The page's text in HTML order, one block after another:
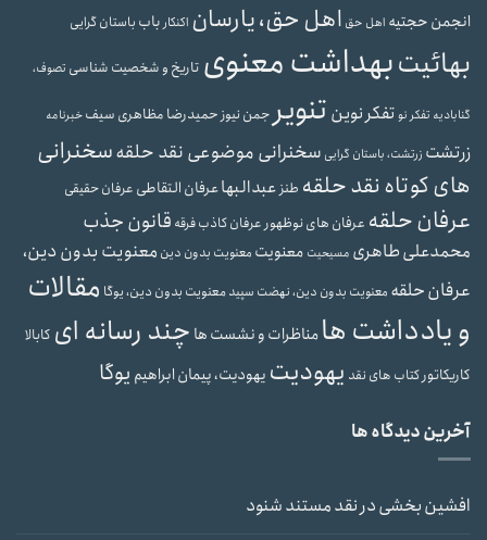
انجمن حجتیه اهل حق اهل حق، یارسان اکنکارباب باستان گرایی
بهائیتبهداشت معنوی تاریخ و شخصیت شناسی تصوف،
گنابادیه تفکر نوتفکر نوین تنویرجمن نیوزحمیدرضا مظاهری سیفخبرنامه
زرتشت زرتشت، باستان گرایی سخنرانی موضوعی نقد حلقهسخنرانی
های کوتاه نقد حلقه طنزعبدالبهاعرفان التقاطی عرفان حقیقی
عرفان حلقه عرفان های نوظهورعرفان کاذبفرقه قانون جذب
محمدعلی طاهری مسیحیت معنویت معنویت بدون دین معنویت بدون دین،
عرفان حلقه معنویت بدون دین، نهضت سپیدمعنویت بدون دین، یوگا مقالات
و یادداشت هامناظرات و نشست ها چند رسانه ای کابالا
کاریکاتورکتاب های نقد یهودیت یهودیت، پیمان ابراهیم یوگا
آخرین دیدگاه ها
افشین بخشیدرنقد مستند شنود